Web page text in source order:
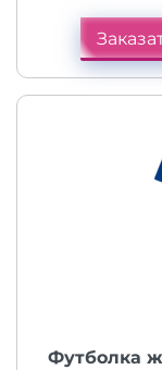
Футболка